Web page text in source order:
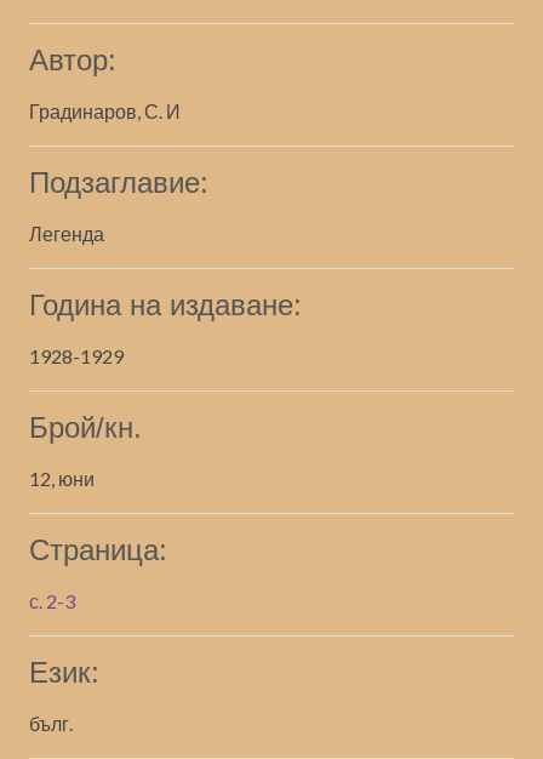
Автор:
Градинаров, С. И
Подзаглавие:
Легенда
Година на издаване:
1928-1929
Брой/кн.
12, юни
Страница:
с. 2-3
Език:
бълг.